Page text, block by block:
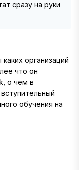
сразу на руки
организаций
что он
о чем в
обучения на